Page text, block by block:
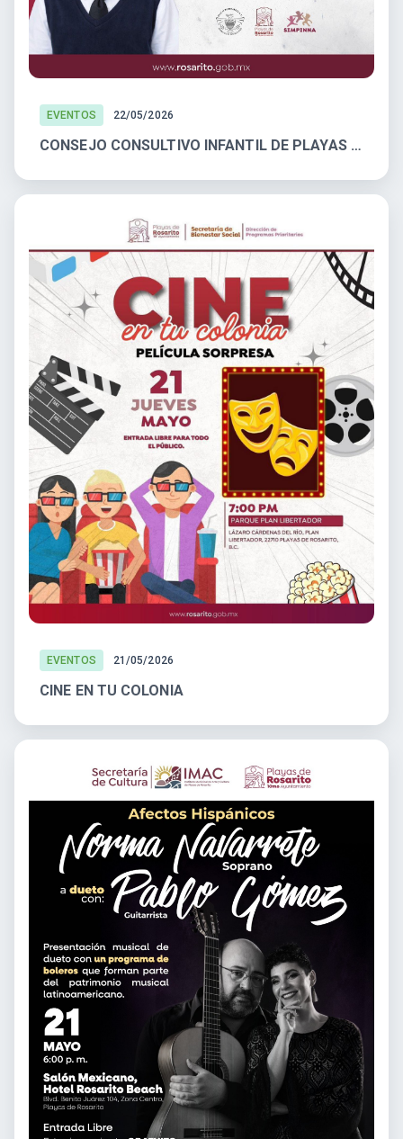
EVENTOS 22/05/2026
CONSEJO CONSULTIVO INFANTIL DE PLAYAS DE ROSARITO
EVENTOS 21/05/2026
CINE EN TU COLONIA